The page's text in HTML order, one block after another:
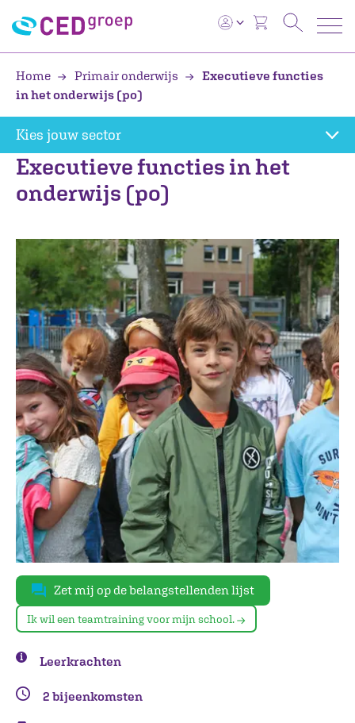
Home Primair onderwijs
Executieve functies
in het onderwijs (po)
Kies jouw sector
Executieve functies in het
onderwijs (po)
Zet mij op de belangstellenden lijst
Ik wil een teamtraining voor mijn school.
Leerkrachten
2 bijeenkomsten